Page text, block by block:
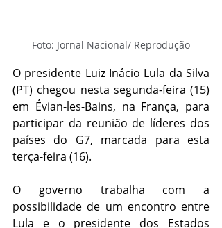
Foto: Jornal Nacional/ Reprodução
O presidente Luiz Inácio Lula da Silva
(PT) chegou nesta segunda-feira (15)
em Évian-les-Bains, na França, para
participar da reunião de líderes dos
países do G7, marcada para esta
terça-feira (16).
O governo trabalha com a
possibilidade de um encontro entre
Lula e o presidente dos Estados